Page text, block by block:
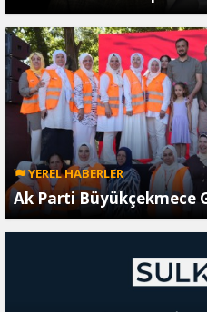
YEREL HABERLER
Ak Parti Büyükçekmece